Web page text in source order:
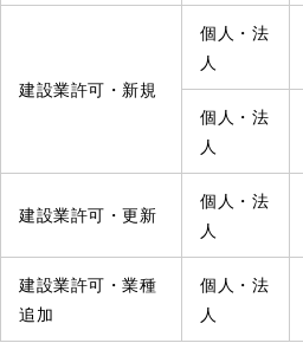
建設業許可・新規
個人・法
人
個人・法
人
建設業許可・更新
個人・法
人
建設業許可・業種
追加
個人・法
人